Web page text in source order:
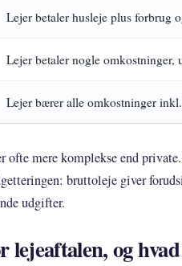
Lejer betaler husleje plus forbrug
Lejer betaler nogle omkostninger,
Lejer bærer alle omkostninger
mere komplekse end
bruttoleje giver
udgifter.
lejeaftalen, og